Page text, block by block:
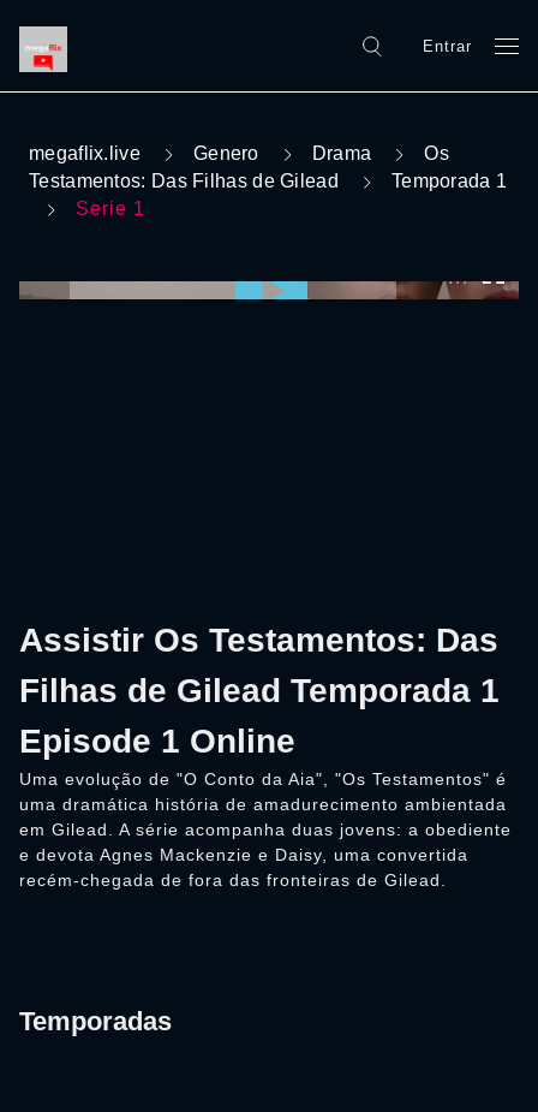
Entrar
megaflix.live Genero Drama
Os
Testamentos: Das Filhas de Gilead
Temporada 1
Serie 1
Assistir Os Testamentos: Das
Filhas de Gilead Temporada 1
Episode 1 Online
Uma evolução de "O Conto da Aia", "Os Testamentos" é
uma dramática história de amadurecimento ambientada
em Gilead. A série acompanha duas jovens: a obediente
e devota Agnes Mackenzie e Daisy, uma convertida
recém-chegada de fora das fronteiras de Gilead.
Temporadas